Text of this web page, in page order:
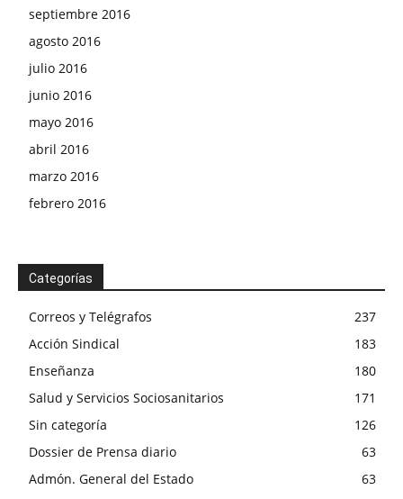
septiembre 2016
agosto 2016
julio 2016
junio 2016
mayo 2016
abril 2016
marzo 2016
febrero 2016
Categorías
Correos y Telégrafos
237
Acción Sindical
183
Enseñanza
180
Salud y Servicios Sociosanitarios
171
Sin categoría
126
Dossier de Prensa diario
63
Admón. General del Estado
63